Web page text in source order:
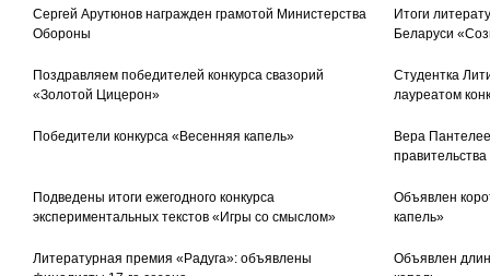
Сергей Арутюнов награжден грамотой Министерства
Обороны
Итоги
Беларуси
Поздравляем победителей конкурса свазорий
«Золотой Цицерон»
Студентка
лауреатом
Победители конкурса «Весенняя капель»
Вера
Подведены итоги ежегодного конкурса
экспериментальных текстов «Игры со смыслом»
Объявлен
капель»
Литературная премия «Радуга»: объявлены
Объявлен